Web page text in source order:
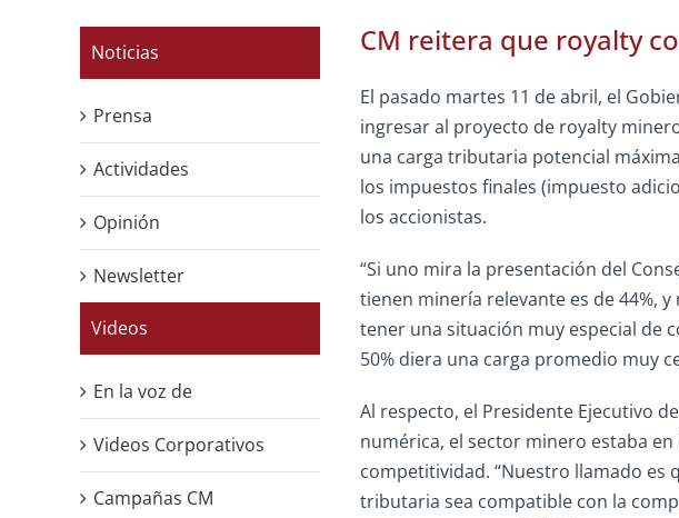
CM reitera que royalty
El pasado martes 11 de abril, el
ingresar al proyecto de royalty
una carga tributaria potencial
los impuestos finales (impuesto
los accionistas.
“Si uno mira la presentación del
tienen minería relevante es de 44%,
tener una situación muy especial de
50% diera una carga promedio muy
Al respecto, el Presidente Ejecutivo
numérica, el sector minero estaba
competitividad. “Nuestro llamado es
tributaria sea compatible con la
Noticias
Prensa
Actividades
Opinión
Newsletter
Videos
En la voz de
Videos Corporativos
Campañas CM